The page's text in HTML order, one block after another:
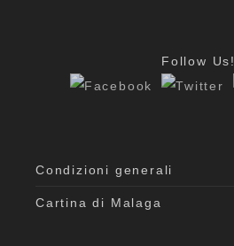
Follow Us!
Condizioni generali
Cartina di Malaga